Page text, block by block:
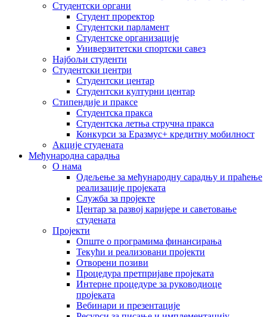
Студентски органи
Студент проректор
Студентски парламент
Студентске организације
Универзитетски спортски савез
Најбољи студенти
Студентски центри
Студентски центар
Студентски културни центар
Стипендије и праксе
Студентска пракса
Студентска летња стручна пракса
Конкурси за Еразмус+ кредитну мобилност
Акције студената
Међународна сарадња
О нама
Одељење за међународну сарадњу и праћење
реализације пројеката
Служба за пројекте
Центар за развој каријере и саветовање
студената
Пројекти
Опште о програмима финансирања
Текући и реализовани пројекти
Отворени позиви
Процедура претпријаве пројеката
Интерне процедуре за руководиоце
пројеката
Вебинари и презентације